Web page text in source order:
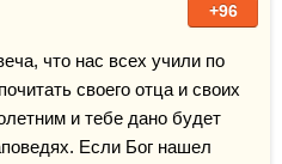
+96
что нас всех учили по
и тебе дано будет
Если Бог нашел